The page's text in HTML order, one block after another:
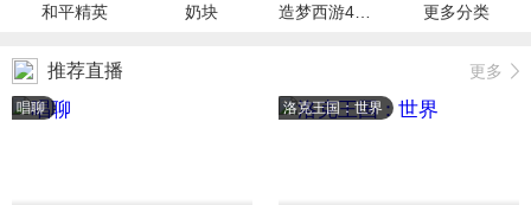
和平精英 奶块 造梦西游4手机版 更多分类
推荐直播 更多
唱聊 洛克王国：世界